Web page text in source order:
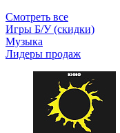
Смотреть все
Игры Б/У (скидки)
Музыка
Лидеры продаж